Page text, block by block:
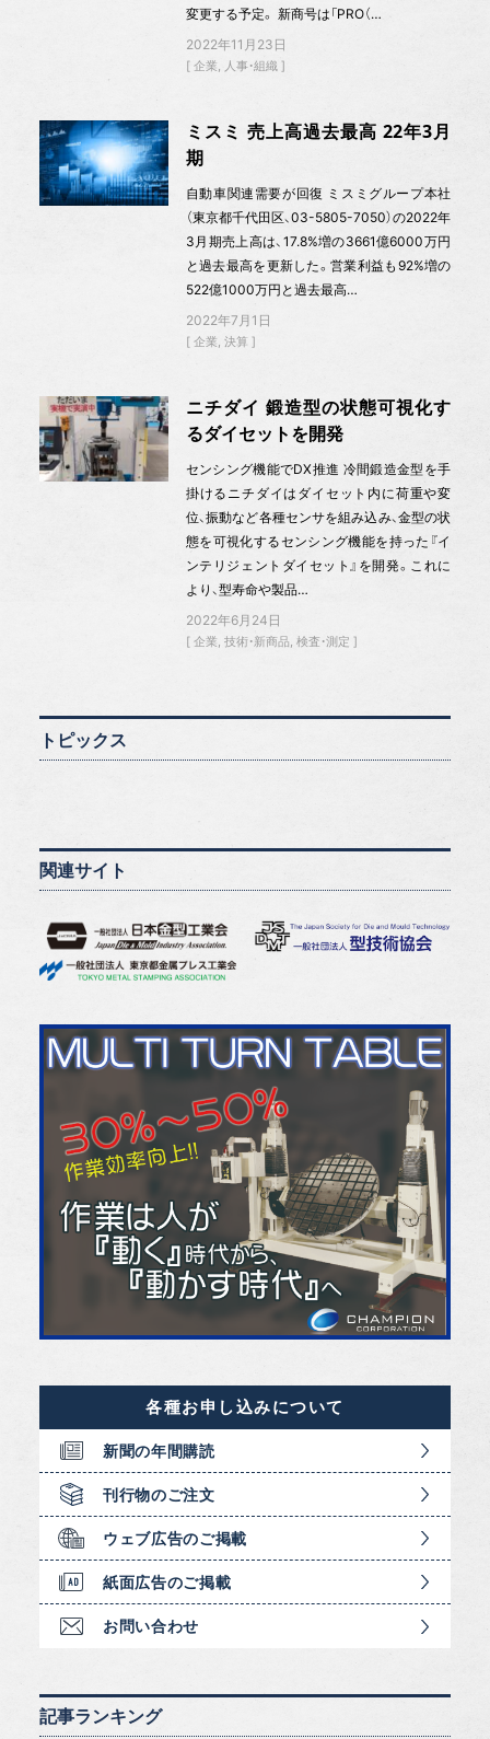
変更する予定。 新商号は「PRO（…
2022年11月23日
企業 人事・組織
ミスミ 売上高過去最高 22年3月
期
自動車関連需要が回復 ミスミグループ本社
（東京都千代田区、03-5805-7050）の2022年
3月期売上高は、17.8%増の3661億6000万円
と過去最高を更新した。営業利益も92%増の
522億1000万円と過去最高…
2022年7月1日
企業 決算
ニチダイ 鍛造型の状態可視化す
るダイセットを開発
センシング機能でDX推進 冷間鍛造金型を手
掛けるニチダイはダイセット内に荷重や変
位、振動など各種センサを組み込み、金型の状
態を可視化するセンシング機能を持った『イ
ンテリジェントダイセット』を開発。これに
より、型寿命や製品…
2022年6月24日
企業 技術・新商品 検査・測定
トピックス
関連サイト
各種お申し込みについて
新聞の年間購読
刊行物のご注文
ウェブ広告のご掲載
紙面広告のご掲載
お問い合わせ
記事ランキング